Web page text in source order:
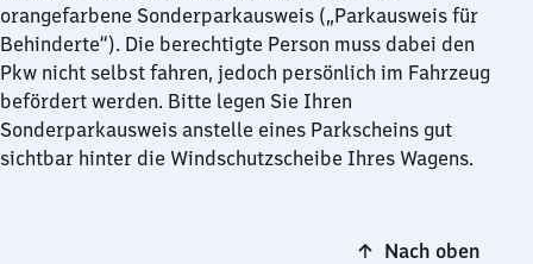
orangefarbene Sonderparkausweis („Parkausweis für
Behinderte“). Die berechtigte Person muss dabei den
Pkw nicht selbst fahren, jedoch persönlich im Fahrzeug
befördert werden. Bitte legen Sie Ihren
Sonderparkausweis anstelle eines Parkscheins gut
sichtbar hinter die Windschutzscheibe Ihres Wagens.
Nach oben